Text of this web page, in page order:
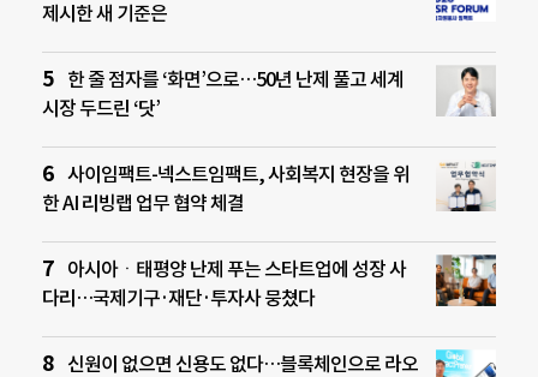
제시한 새 기준은
한 줄 점자를 ‘화면’으로…50년 난제 풀고 세계
시장 두드린 ‘닷’
사이임팩트-넥스트임팩트, 사회복지 현장을 위
한 AI 리빙랩 업무 협약 체결
아시아ㆍ태평양 난제 푸는 스타트업에 성장 사
다리…국제기구·재단·투자사 뭉쳤다
신원이 없으면 신용도 없다…블록체인으로 라오